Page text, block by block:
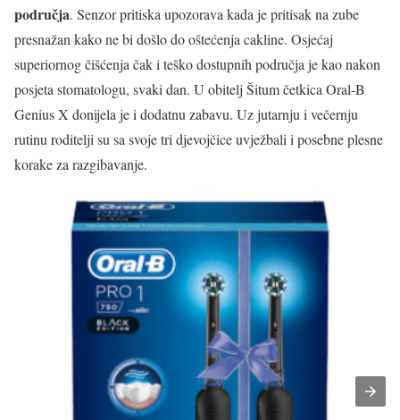
područja. Senzor pritiska upozorava kada je pritisak na zube
presnažan kako ne bi došlo do oštećenja cakline. Osjećaj
superiornog čišćenja čak i teško dostupnih područja je kao nakon
posjeta stomatologu, svaki dan. U obitelj Šitum četkica Oral-B
Genius X donijela je i dodatnu zabavu. Uz jutarnju i večernju
rutinu roditelji su sa svoje tri djevojčice uvježbali i posebne plesne
korake za razgibavanje.